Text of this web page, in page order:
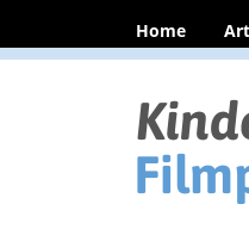
Home